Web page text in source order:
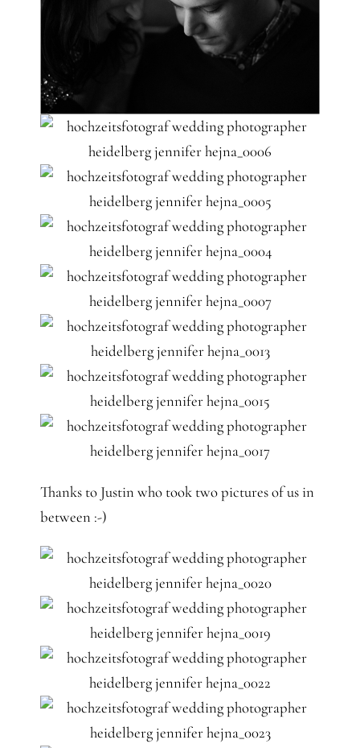
Thanks to Justin who took two pictures of us in
between :-)